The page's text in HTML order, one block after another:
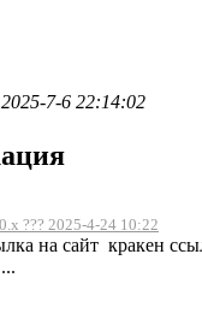
7-6 22:14:02
??? 2025-4-24 10:22
на сайт кракен